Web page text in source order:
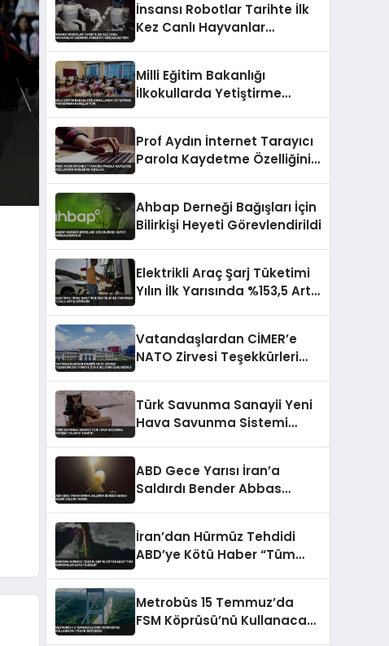
İnsansı Robotlar Tarihte İlk
Kez Canlı Hayvanlar
Milli Eğitim Bakanlığı
İlkokullarda Yetiştirme
Prof Aydın İnternet Tarayıcı
Parola Kaydetme Özelliğinin
Ahbap Derneği Bağışları İçin
Bilirkişi Heyeti Görevlendirildi
Elektrikli Araç Şarj Tüketimi
Yılın İlk Yarısında %153,5 Artış
Vatandaşlardan CİMER’e
NATO Zirvesi Teşekkürleri
Türk Savunma Sanayii Yeni
Hava Savunma Sistemi
ABD Gece Yarısı İran’a
Saldırdı Bender Abbas
İran’dan Hürmüz Tehdidi
ABD’ye Kötü Haber “Tüm
Metrobüs 15 Temmuz’da
FSM Köprüsü’nü Kullanacak